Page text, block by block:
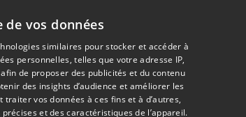
vos données
similaires pour stocker et accéder à
personnelles, telles que votre adresse IP,
de proposer des publicités et du contenu
des insights d’audience et améliorer les
traiter vos données à ces fins et à d’autres,
et des caractéristiques de l’appareil.